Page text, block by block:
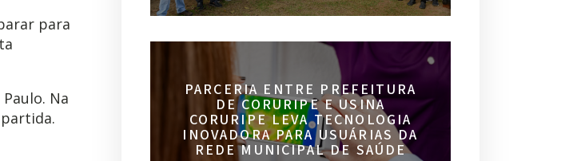
para
Na
PARCERIA ENTRE PREFEITURA
DE CORURIPE E USINA
CORURIPE LEVA TECNOLOGIA
INOVADORA PARA USUÁRIAS DA
REDE MUNICIPAL DE SAÚDE